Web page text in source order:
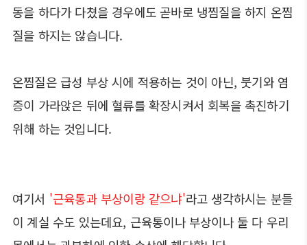
동을 하다가 다쳤을 경우에도 곧바로 냉찜질을 하지 온찜
질을 하지는 않습니다.
온찜질은 급성 부상 시에 적용하는 것이 아닌, 붓기와 염
증이 가라앉은 뒤에 혈류를 확장시켜서 회복을 촉진하기
위해 하는 것입니다.
여기서 '근육통과 부상이랑 같으냐'라고 생각하시는 분들
이 계실 수도 있는데요, 근육통이나 부상이나 둘 다 우리